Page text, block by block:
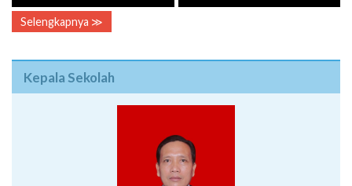
Selengkapnya ≫
Kepala Sekolah